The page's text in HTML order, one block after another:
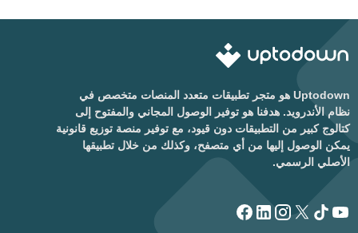
Uptodown هو متجر تطبيقات متعدد المنصات متخصص في
نظام الأندرويد. هدفنا هو توفير الوصول المجاني والمفتوح إلى
كتالوج كبير من التطبيقات دون قيود، مع توفير منصة توزيع قانونية
يمكن الوصول إليها من أي متصفح، وكذلك من خلال تطبيقها
الأصلي الرسمي.